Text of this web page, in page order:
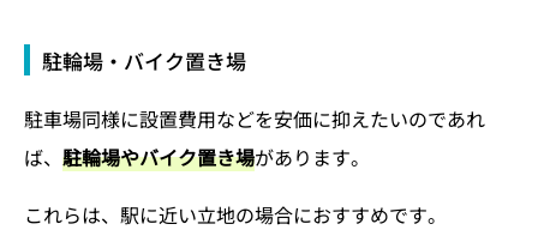
駐輪場・バイク置き場
駐車場同様に設置費用などを安価に抑えたいのであれ
ば、 駐輪場やバイク置き場があります。
これらは、駅に近い立地の場合におすすめです。